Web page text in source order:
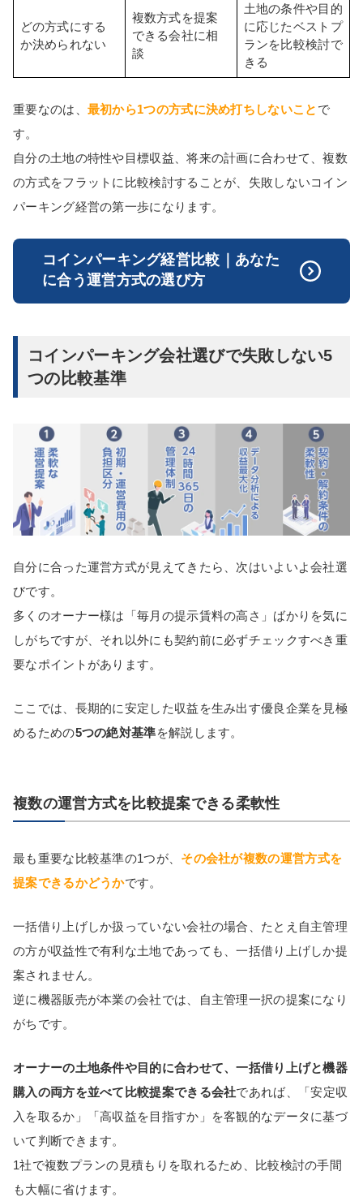
どの方式にする
か決められない
複数方式を提案
できる会社に相
談
土地の条件や目的
に応じたベストプ
ランを比較検討で
きる
重要なのは、 最初から1つの方式に決め打ちしないこと で
す。
自分の土地の特性や目標収益、将来の計画に合わせて、複数
の方式をフラットに比較検討することが、失敗しないコイン
パーキング経営の第一歩になります。
コインパーキング経営比較｜あなた
に合う運営方式の選び方
コインパーキング会社選びで失敗しない5
つの比較基準
自分に合った運営方式が見えてきたら、次はいよいよ会社選
びです。
多くのオーナー様は「毎月の提示賃料の高さ」ばかりを気に
しがちですが、それ以外にも契約前に必ずチェックすべき重
要なポイントがあります。
ここでは、長期的に安定した収益を生み出す優良企業を見極
めるための5つの絶対基準を解説します。
複数の運営方式を比較提案できる柔軟性
最も重要な比較基準の1つが、 その会社が複数の運営方式を
提案できるかどうかです。
一括借り上げしか扱っていない会社の場合、たとえ自主管理
の方が収益性で有利な土地であっても、一括借り上げしか提
案されません。
逆に機器販売が本業の会社では、自主管理一択の提案になり
がちです。
オーナーの土地条件や目的に合わせて、一括借り上げと機器
購入の両方を並べて比較提案できる会社であれば、「安定収
入を取るか」「高収益を目指すか」を客観的なデータに基づ
いて判断できます。
1社で複数プランの見積もりを取れるため、比較検討の手間
も大幅に省けます。